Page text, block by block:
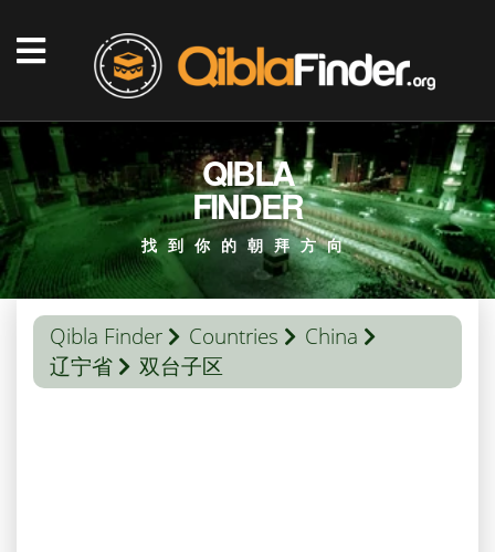
QIBLA
FINDER
找到你的朝拜方向
Qibla Finder Countries
China
辽宁省
双台子区